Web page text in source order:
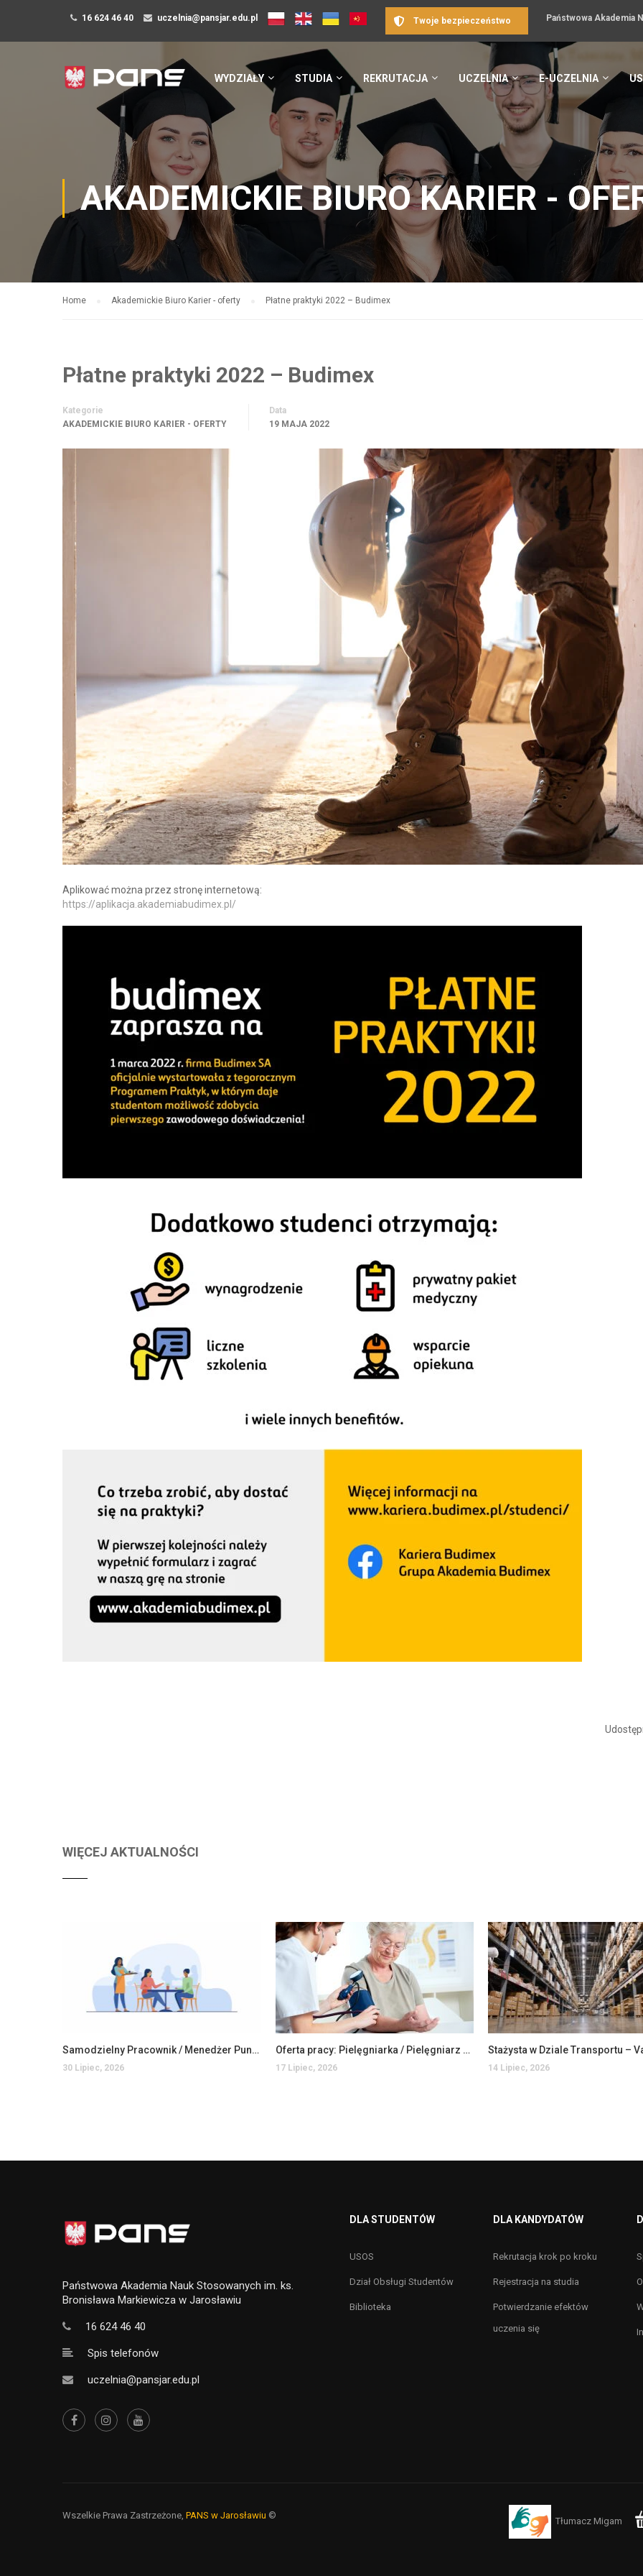
16 624 46 40 uczelnia@pansjar.edu.pl Państwowa Akademia
Twoje bezpieczeństwo
WYDZIAŁY STUDIA REKRUTACJA UCZELNIA E-UCZELNIA
AKADEMICKIE BIURO KARIER -
Home Akademickie Biuro Karier - oferty Płatne praktyki 2022 – Budimex
Płatne praktyki 2022 – Budimex
Kategorie
AKADEMICKIE BIURO KARIER - OFERTY
Data
19 MAJA 2022
Aplikować można przez stronę internetową:
https://aplikacja.akademiabudimex.pl/
WIĘCEJ AKTUALNOŚCI
Samodzielny Pracownik / Menedżer Punktu Bistro Auchan Jarosław
30 Lipiec, 2026
Oferta pracy: Pielęgniarka / Pielęgniarz w Domu Pomocy Społecznej
17 Lipiec, 2026 14 Lipiec, 2026
Państwowa Akademia Nauk Stosowanych im. ks.
Bronisława Markiewicza w Jarosławiu
16 624 46 40
Spis telefonów
uczelnia@pansjar.edu.pl
DLA STUDENTÓW
USOS
Dział Obsługi Studentów
Biblioteka
DLA KANDYDATÓW
Rekrutacja krok po kroku
Rejestracja na studia
Potwierdzanie efektów
uczenia się
Wszelkie Prawa Zastrzeżone, PANS w Jarosławiu ©
Tłumacz Migam